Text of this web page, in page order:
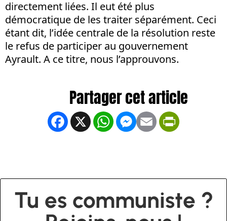
directement liées. Il eut été plus
démocratique de les traiter séparément. Ceci
étant dit, l’idée centrale de la résolution reste
le refus de participer au gouvernement
Ayrault. A ce titre, nous l’approuvons.
Facebook
X WhatsApp
Messenger
Email
Tu es communiste ?